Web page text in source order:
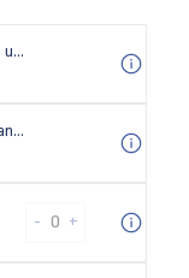
Bindrail 3m x 13,2cm voor in uw aanhangwagen
Borgstang voor in uw aanhangwagen
- +